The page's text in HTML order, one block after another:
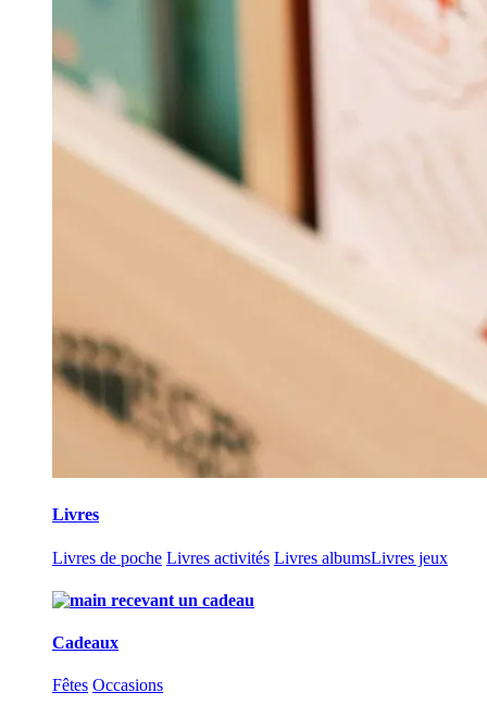
Livres
Livres de poche Livres activités Livres albumsLivres jeux
Cadeaux
Fêtes Occasions